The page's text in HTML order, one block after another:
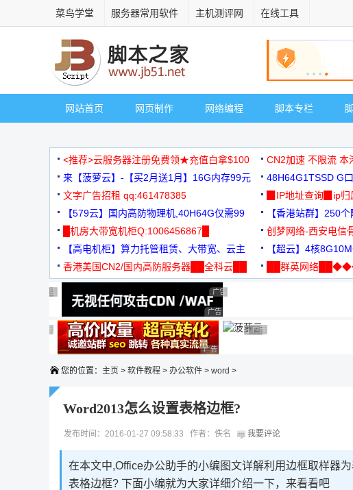
菜鸟学堂 服务器常用软件 主机测评网 在线工具
网站首页 网页制作 网络编程 脚本专栏
<推荐>云服务器注册免费领★充值白拿$100 CN2加速 不限流 本
来【菠萝云】-【买2月送1月】16G内存99元
48H64G1TSSD G
3000+可免费测试
文字广告招租 qq:461478385
▉IP地址查询▉ip
【579云】国内高防物理机,40H64G仅需99
元
【香港站群】250
█机房大带宽机柜Q:1006456867█
创梦网络-西安电信
88元/月
【高电机柜】算力托管租赁、大带宽、云主
机
【超云】4核
香港美国CN2/国内高防服务器██全科云██
██群英网络
广告 商业广告，理性选择
广告 商业广告，理性选择
广告 商业广告，理性选择
广告 商业广告，理性选择
广告 商业广告，理性选择
广告 商业广告，理性选择
广告 商业广告，理性选择
广告 商业广告，理性选择
广告 商业广告，理性选择
广告 商业广告，理性选择
您的位置： 主页 > 软件教程 > 办公软件 > word >
Word2013怎么设置表格边框?
发布时间：2016-01-27 09:58:33 作者：佚名 我要评论
在本文中,Office办公助手的小编图文详解利用边框取样器
表格边框? 下面小编就为大家详细介绍一下，来看看吧